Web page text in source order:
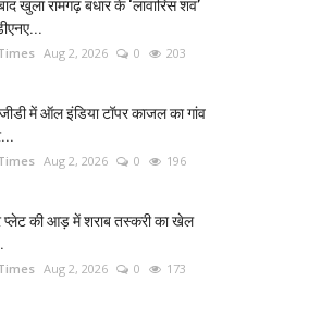
खुला रामगढ़ बधार के ‘लावारिस शव’
Aug 2, 2026 0 203
में ऑल इंडिया टॉपर काजल का गांव
Aug 2, 2026 0 196
प्लेट की आड़ में शराब तस्करी का खेल
Aug 2, 2026 0 173